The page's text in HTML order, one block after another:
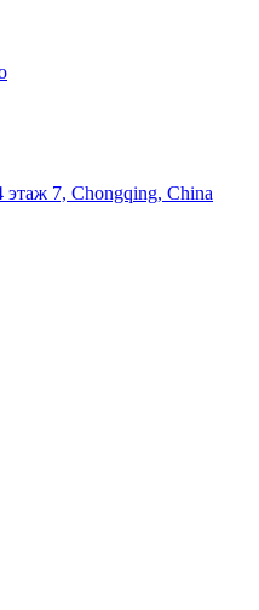
этаж 7, Chongqing, China